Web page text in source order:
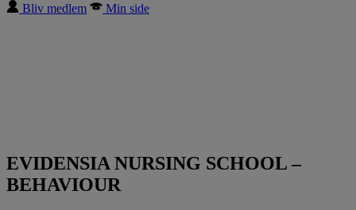
Bliv medlem
Min side
EVIDENSIA NURSING SCHOOL –
BEHAVIOUR